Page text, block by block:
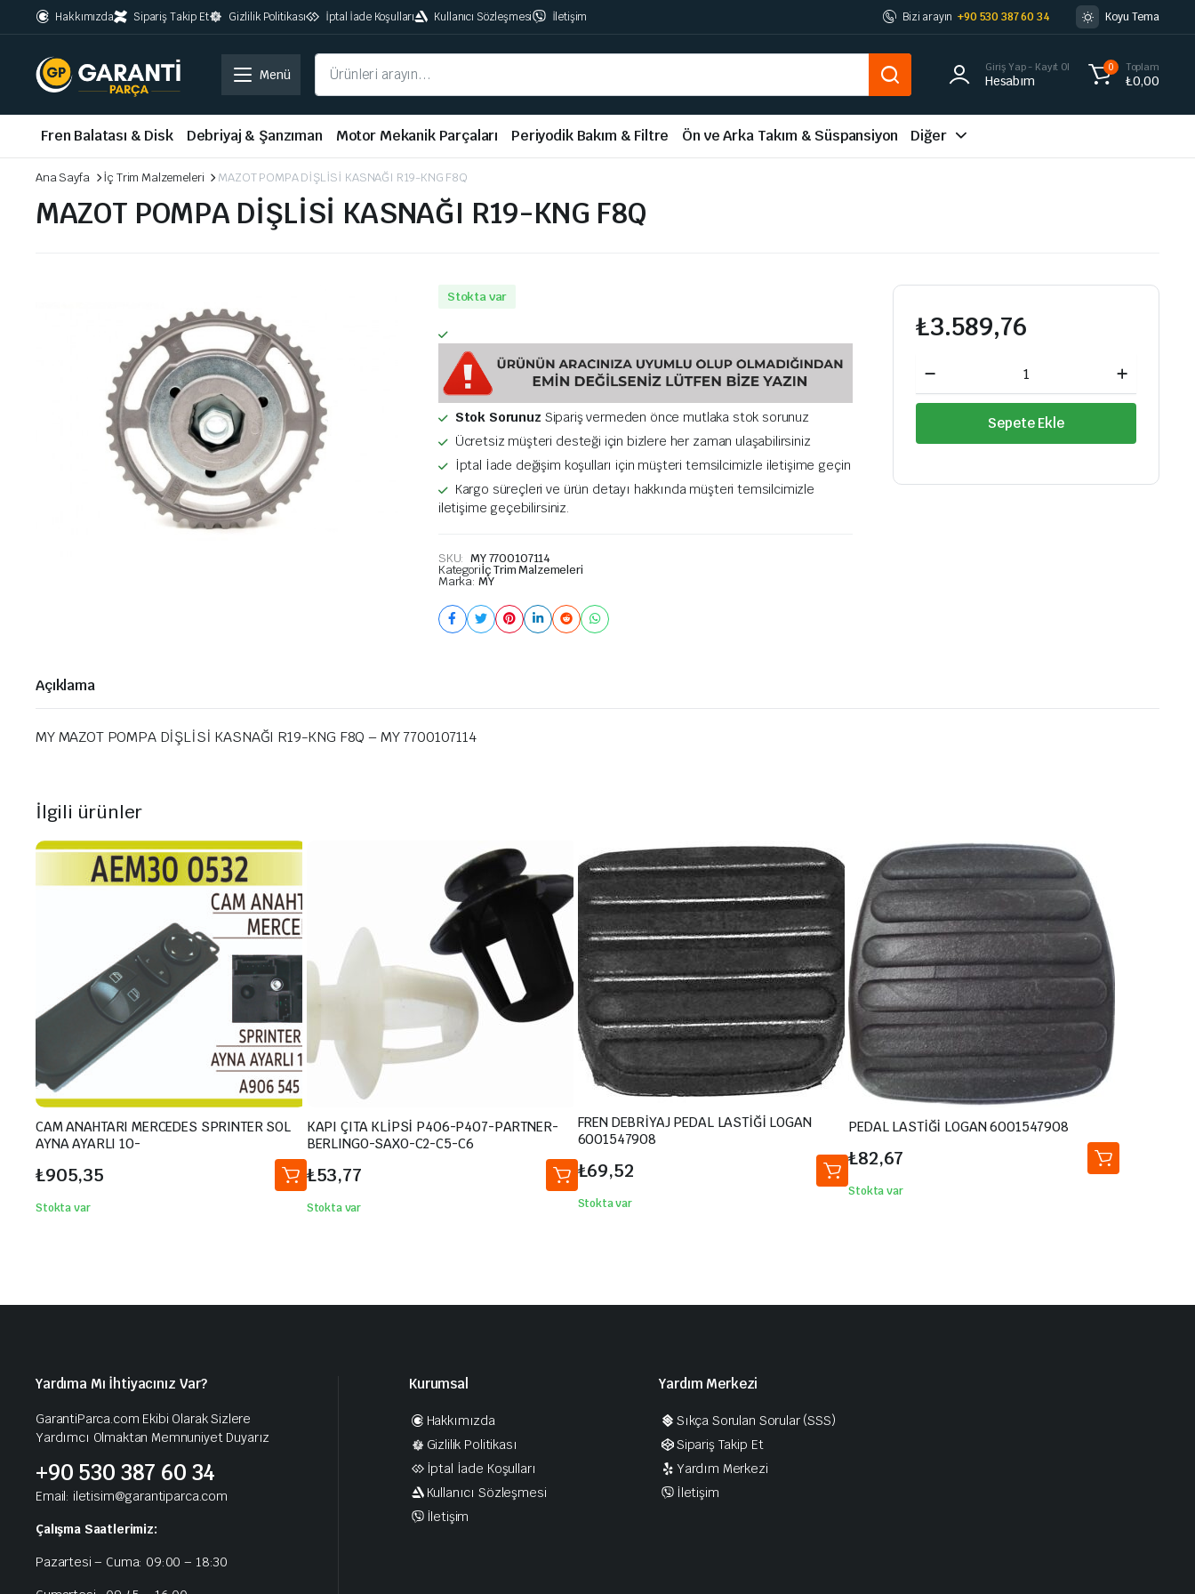
Hakkımızda Sipariş Takip Et Gizlilik Politikası İptal İade Koşulları Kullanıcı Sözleşmesi İletişim Bizi arayın +90 530 387 60 34 Koyu Tema
Menü Giriş Yap - Kayıt Ol
Hesabım
0 Toplam
₺0,00
Fren Balatası & Disk Debriyaj & Şanzıman Motor Mekanik Parçaları Periyodik Bakım & Filtre Ön ve Arka Takım & Süspansiyon Diğer
Ana Sayfa İç Trim Malzemeleri MAZOT POMPA DİŞLİSİ KASNAĞI R19-KNG F8Q
MAZOT POMPA DİŞLİSİ KASNAĞI R19-KNG F8Q
₺3.589,76
DİŞLİSİ
KNG
Sepete Ekle
Stokta var
Stok Sorunuz Sipariş vermeden önce mutlaka stok sorunuz
Ücretsiz müşteri desteği için bizlere her zaman ulaşabilirsiniz
İptal İade değişim koşulları için müşteri temsilcimizle iletişime geçin
Kargo süreçleri ve ürün detayı hakkında müşteri temsilcimizle
iletişime geçebilirsiniz.
SKU: MY 7700107114
Kategoriİç Trim Malzemeleri
Marka: MY
Açıklama
MY MAZOT POMPA DİŞLİSİ KASNAĞI R19-KNG F8Q – MY 7700107114
İlgili ürünler
CAM ANAHTARI MERCEDES SPRINTER SOL
AYNA AYARLI 10-
₺905,35
Stokta var
KAPI ÇITA KLİPSİ P406-P407-PARTNER-
BERLINGO-SAXO-C2-C5-C6
₺53,77
Stokta var
FREN DEBRİYAJ PEDAL LASTİĞİ LOGAN
6001547908
₺69,52
Stokta var
PEDAL LASTİĞİ LOGAN 6001547908
₺82,67
Stokta var
Yardıma Mı İhtiyacınız Var?
GarantiParca.com Ekibi Olarak Sizlere
Yardımcı Olmaktan Memnuniyet Duyarız
+90 530 387 60 34
Email: iletisim@garantiparca.com
Çalışma Saatlerimiz:
Pazartesi – Cuma: 09:00 – 18:30
Kurumsal
Hakkımızda
Gizlilik Politikası
İptal İade Koşulları
Kullanıcı Sözleşmesi
İletişim
Yardım Merkezi
Sıkça Sorulan Sorular (SSS)
Sipariş Takip Et
Yardım Merkezi
İletişim